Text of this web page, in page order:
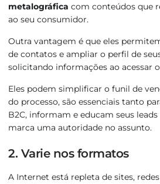
metalográfica com conteúdos que
ao seu consumidor.
Outra vantagem é que eles
de contatos e ampliar o perfil de
solicitando informações ao acessar
Eles podem simplificar o funil de
do processo, são essenciais tanto
B2C, informam e educam seus
marca uma autoridade no assunto.
2. Varie nos formatos
A Internet está repleta de sites,